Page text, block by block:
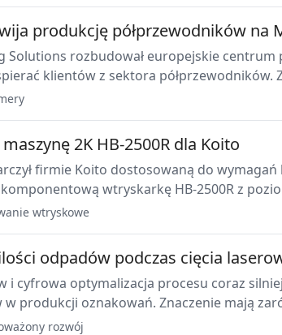
produkcję półprzewodników na
Solutions rozbudował europejskie centrum
klientów z sektora półprzewodników.
cleanroomów i skoncentruje się na
2K HB-2500R dla Koito
firmie Koito dostosowaną do wymagań
wtryskarkę HB-2500R z
zastosowań w oświetleniu
wtryskowe
odpadów podczas cięcia
i cyfrowa optymalizacja procesu coraz
w produkcji oznakowań. Znaczenie mają
do obróbki laserowej, jak i
rozwój